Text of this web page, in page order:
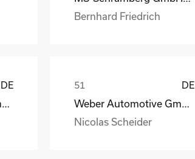
Bernhard Friedrich
DE DE
Nicolas Scheider